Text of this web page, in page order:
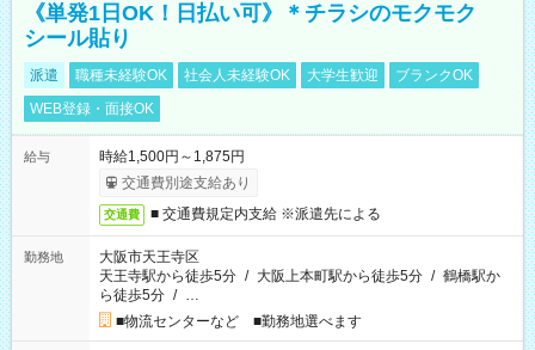
《単発1日OK！日払い可》＊チラシのモクモク
シール貼り
派遣 職種未経験OK 社会人未経験OK 大学生歓迎
ブランクOK
WEB登録・面接OK
給与
時給1,500円～1,875円
交通費別途支給あり
交通費 ■ 交通費規定内支給 ※派遣先による
勤務地
大阪市天王寺区
天王寺駅から徒歩5分 / 大阪上本町駅から徒歩5分 / 鶴橋駅か
ら徒歩5分 / …
■物流センターなど ■勤務地選べます